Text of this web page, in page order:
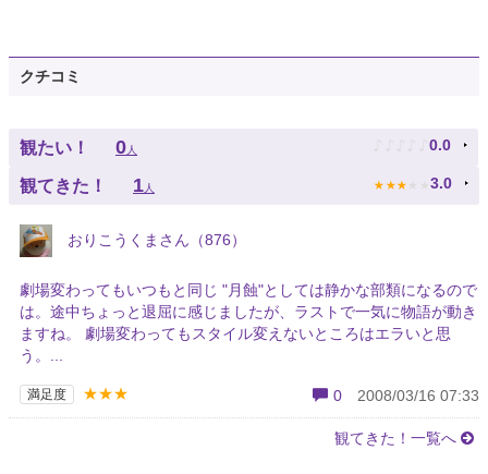
クチコミ
観たい！ 0人 ♪ ♪ ♪ ♪ ♪ 0.0
観てきた！ 1人 ★ ★ ★ ★ ★ 3.0
おりこうくまさん（876）
劇場変わってもいつもと同じ "月蝕"としては静かな部類になるので
は。途中ちょっと退屈に感じましたが、ラストで一気に物語が動き
ますね。 劇場変わってもスタイル変えないところはエラいと思
う。...
満足度 ★★★ 0 2008/03/16 07:33
観てきた！一覧へ